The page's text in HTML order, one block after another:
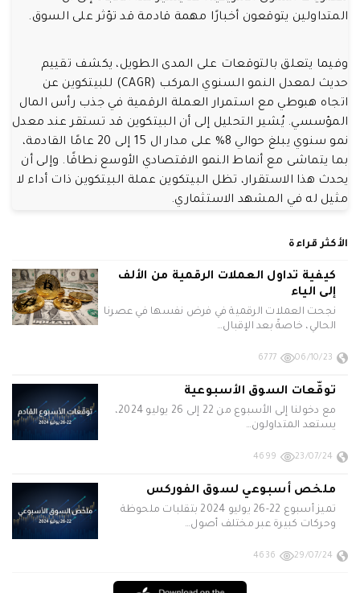
المتداولين يتوقعون أخبارًا مهمة قادمة قد تؤثر على السوق.
وفيما يتعلق بالتوقعات على المدى الطويل، يكشف تقييم
حديث لمعدل النمو السنوي المركب (CAGR) للبيتكوين عن
اتجاه هبوطي مع استمرار العملة الرقمية في جذب رأس المال
المؤسسي. يُشير التحليل إلى أن البيتكوين قد تستقر عند معدل
نمو سنوي يبلغ حوالي 8% على مدار ال 15 إلى 20 عامًا القادمة،
بما يتماشى مع أنماط النمو الاقتصادي الأوسع نطاقًا. وإلى أن
يحدث هذا الاستقرار، تظل البيتكوين عملة البيتكوين ذات أداء لا
مثيل له في المشهد الاستثماري.
الأكثر قراءة
كيفية تداول العملات الرقمية من الألف
إلى الياء
نجحت العملات الرقمية في فرض نفسها في عصرنا
الحالي، خاصةً بعد الإقبال…
06/10/23
6777
توقّعات السوق الأسبوعية
مع دخولنا إلى الأسبوع من 22 إلى 26 يوليو 2024،
يستعد المتداولون…
23/07/24
4699
ملخص أسبوعي لسوق الفوركس
تميز أسبوع 22-26 يوليو 2024 بتقلبات ملحوظة
وحركات كبيرة عبر مختلف أصول…
29/07/24
4636